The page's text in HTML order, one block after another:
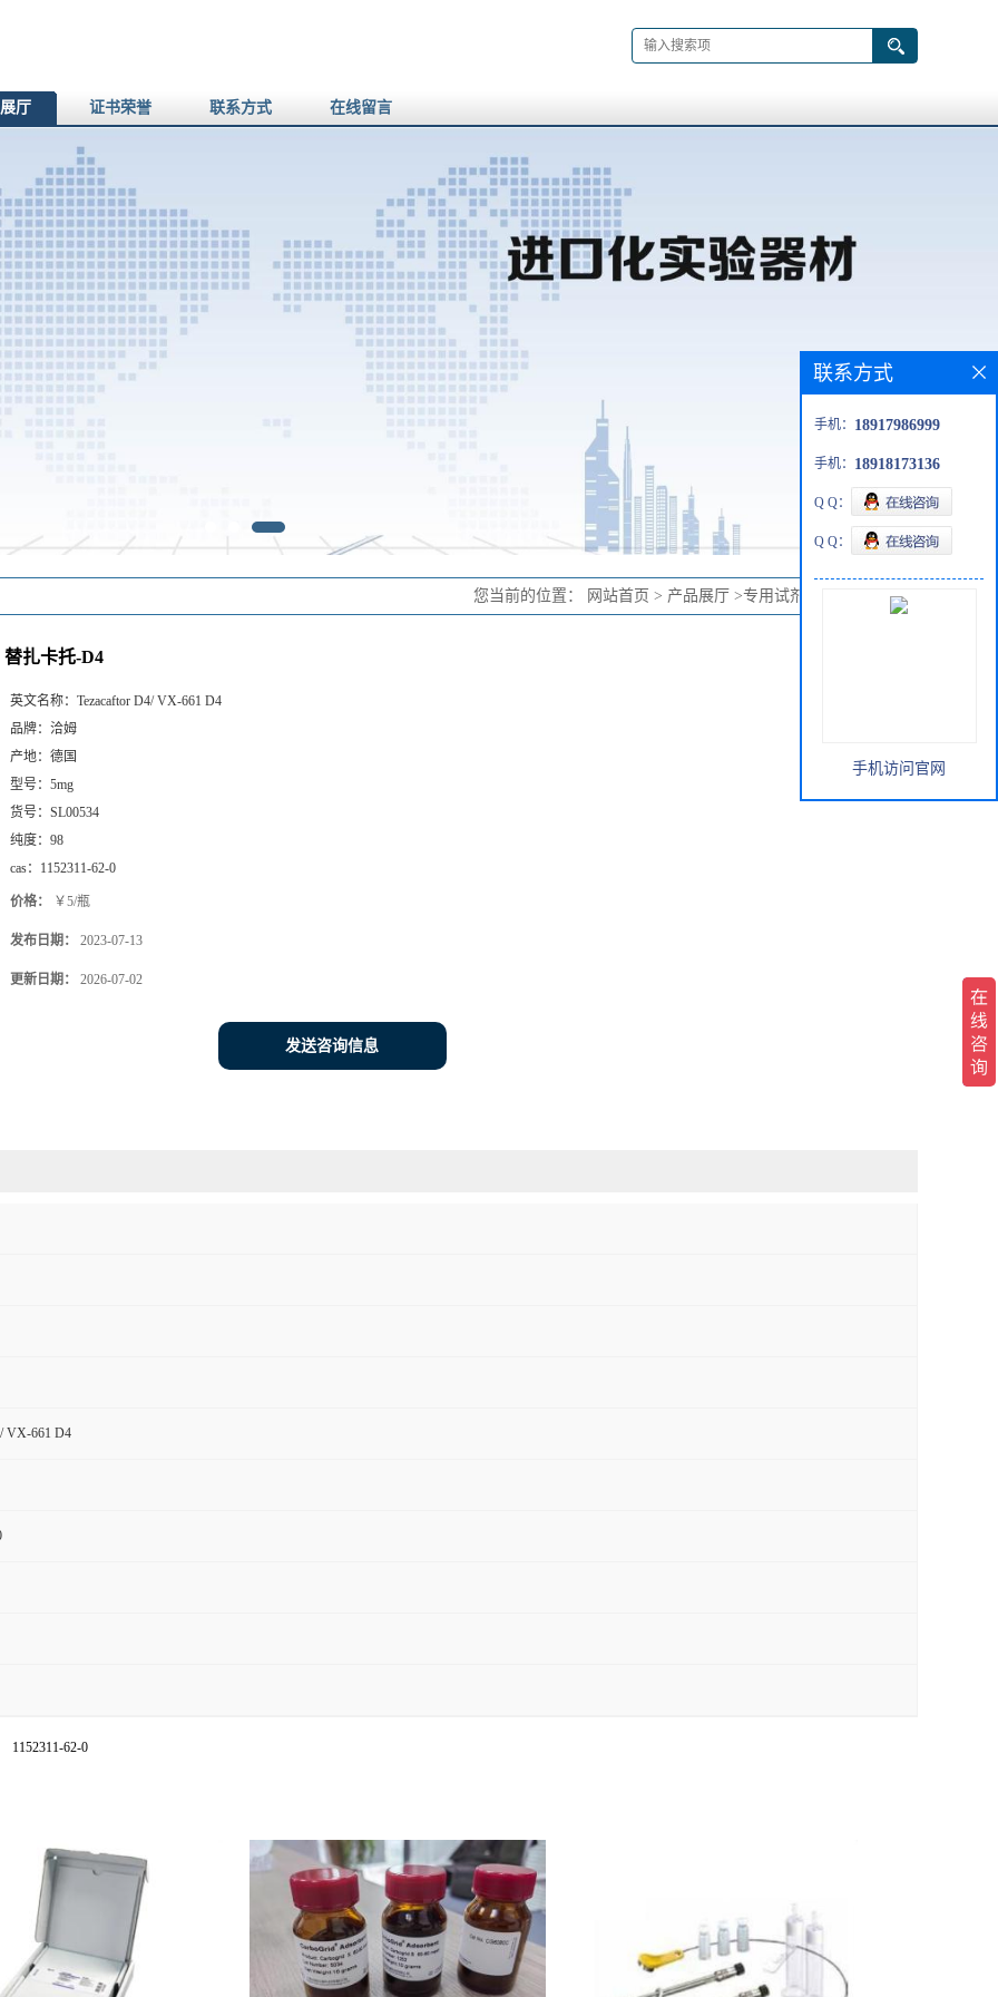
厅 证书荣誉 联系方式 在线留言
您当前的位置： 网站首页 > 产品展厅 >专用试剂 替扎卡托-D4
替扎卡托-D4
英文名称： Tezacaftor D4/ VX-661 D4
品牌： 洽姆
产地： 德国
型号： 5mg
货号： SL00534
纯度： 98
cas： 1152311-62-0
价格： ￥5/瓶
发布日期： 2023-07-13
更新日期： 2026-07-02
发送咨询信息
VX-661 D4
1152311-62-0
联系方式
手机： 18917986999
手机： 18918173136
Q Q：
Q Q：
手机访问官网